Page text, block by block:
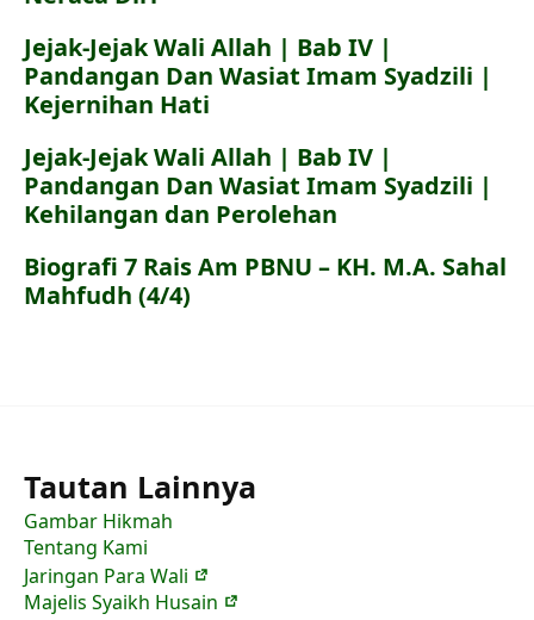
Jejak-Jejak Wali Allah | Bab IV |
Pandangan Dan Wasiat Imam Syadzili |
Kejernihan Hati
Jejak-Jejak Wali Allah | Bab IV |
Pandangan Dan Wasiat Imam Syadzili |
Kehilangan dan Perolehan
Biografi 7 Rais Am PBNU – KH. M.A. Sahal
Mahfudh (4/4)
Tautan Lainnya
Gambar Hikmah
Tentang Kami
Jaringan Para Wali
Majelis Syaikh Husain